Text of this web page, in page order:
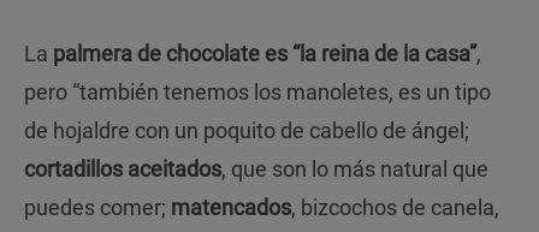
La palmera de chocolate es “la reina de la casa”,
pero “también tenemos los manoletes, es un tipo
de hojaldre con un poquito de cabello de ángel;
cortadillos aceitados, que son lo más natural que
puedes comer; matencados, bizcochos de canela,